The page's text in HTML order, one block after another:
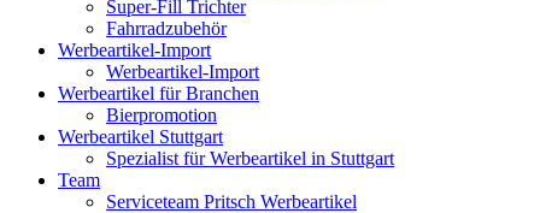
Super-Fill Trichter
Fahrradzubehör
Werbeartikel-Import
Werbeartikel-Import
Werbeartikel für Branchen
Bierpromotion
Werbeartikel Stuttgart
Spezialist für Werbeartikel in Stuttgart
Team
Serviceteam Pritsch Werbeartikel